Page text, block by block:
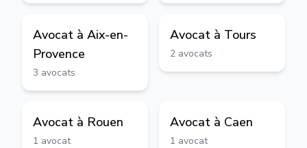
Avocat à Aix-en-
Provence
3 avocats
Avocat à Tours
2 avocats
Avocat à Rouen
1 avocat
Avocat à Caen
1 avocat